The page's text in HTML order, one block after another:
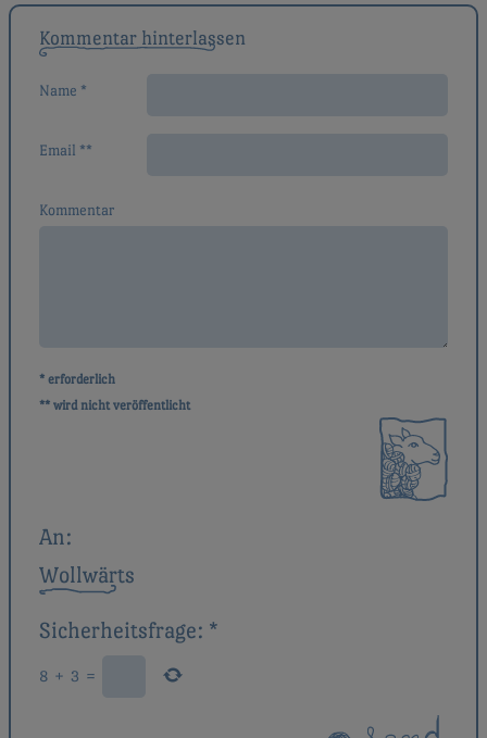
Kommentar hinterlassen
Name *
Email **
Kommentar
* erforderlich
** wird nicht veröffentlicht
An:
Wollwärts
Sicherheitsfrage: *
8 + 3 =